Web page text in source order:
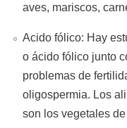
aves, mariscos,
Acido fólico: Hay
o ácido fólico junto
problemas de
oligospermia. Los
son los vegetales